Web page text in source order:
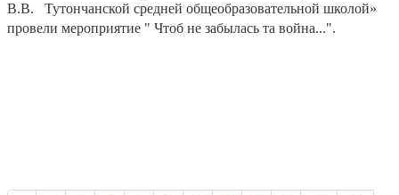
В.В. Тутончанской средней общеобразовательной школой»
провели мероприятие " Чтоб не забылась та война...".